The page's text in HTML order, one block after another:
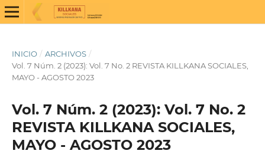
INICIO / ARCHIVOS /
Vol. 7 Núm. 2 (2023): Vol. 7 No. 2 REVISTA KILLKANA SOCIALES,
MAYO - AGOSTO 2023
Vol. 7 Núm. 2 (2023): Vol. 7 No. 2
REVISTA KILLKANA SOCIALES,
MAYO - AGOSTO 2023